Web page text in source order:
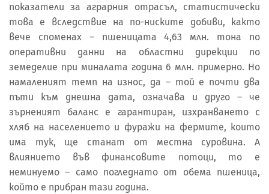
показатели за аграрния отрасъл, статистически
това е вследствие на по-ниските добиви, както
вече споменах – пшеницата 4,63 млн. тона по
оперативни данни на областни дирекции по
земеделие при миналата година 6 млн. примерно. Но
намаленият темп на износ, да – той е почти два
пъти към днешна дата, означава и друго – че
зърненият баланс е гарантиран, изхранването с
хляб на населението и фуражи на фермите, които
има тук, ще станат от местна суровина. А
влиянието във финансовите потоци, то е
неминуемо – само погледнато от обема пшеница,
който е прибран тази година.